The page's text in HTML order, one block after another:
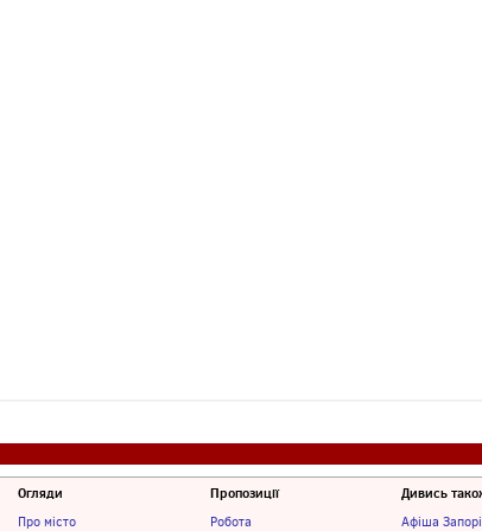
Огляди
Про місто
Пропозиції
Робота
Дивись
Афіша